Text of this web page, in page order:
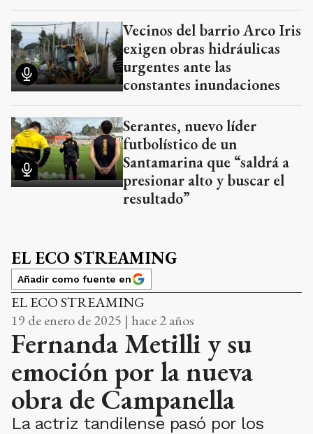
Vecinos del barrio Arco Iris
exigen obras hidráulicas
urgentes ante las
constantes inundaciones
Serantes, nuevo líder
futbolístico de un
Santamarina que “saldrá a
presionar alto y buscar el
resultado”
EL ECO STREAMING
Añadir como fuente en
EL ECO STREAMING
19 de enero de 2025 | hace 2 años
Fernanda Metilli y su
emoción por la nueva
obra de Campanella
La actriz tandilense pasó por los